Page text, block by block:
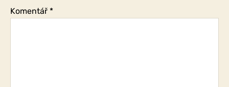
Komentář *